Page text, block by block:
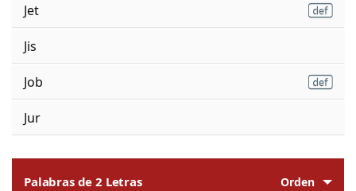
Jet
Jis
Job
Jur
Palabras de 2 Letras Orden